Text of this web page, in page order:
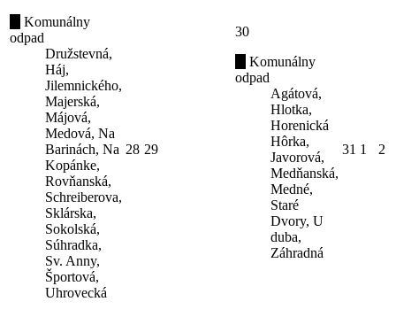
Komunálny
odpad
Družstevná,
Háj,
Jilemnického,
Majerská,
Májová,
Medová, Na
Barinách, Na
Kopánke,
Rovňanská,
Schreiberova,
Sklárska,
Sokolská,
Súhradka,
Sv. Anny,
Športová,
Uhrovecká
28 29
30
Komunálny
odpad
Agátová,
Hlotka,
Horenická
Hôrka,
Javorová,
Medňanská,
Medné,
Staré
Dvory, U
duba,
Záhradná
31 1 2